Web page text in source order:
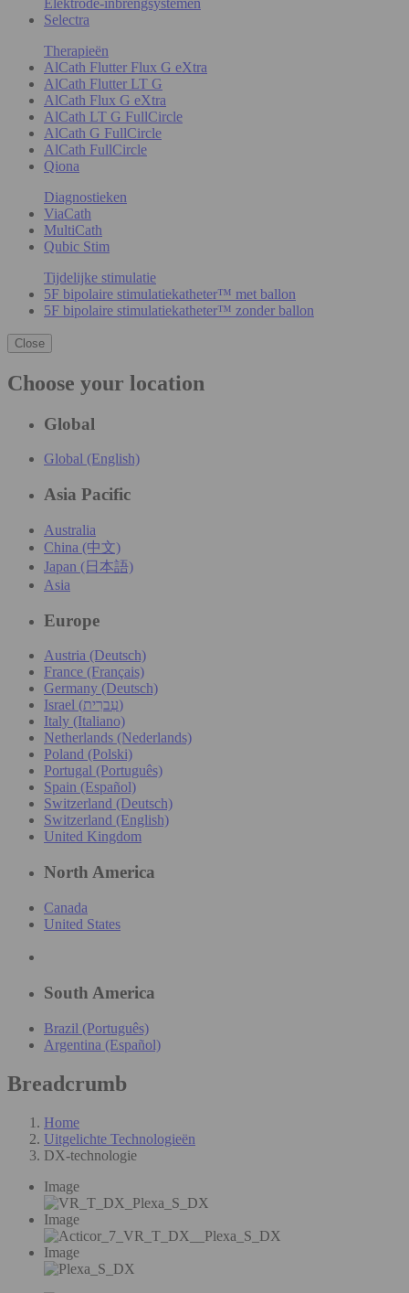
Selectra
Therapieën
AlCath Flutter Flux G eXtra
AlCath Flutter LT G
AlCath Flux G eXtra
AlCath LT G FullCircle
AlCath G FullCircle
AlCath FullCircle
Qiona
Diagnostieken
ViaCath
MultiCath
Qubic Stim
Tijdelijke stimulatie
5F bipolaire stimulatiekatheter™ met ballon
5F bipolaire stimulatiekatheter™ zonder ballon
Close
Choose your location
Global
Global (English)
Asia Pacific
Australia
China (中文)
Japan (日本語)
Asia
Europe
Austria (Deutsch)
France (Français)
Germany (Deutsch)
Israel (עִברִית)
Italy (Italiano)
Netherlands (Nederlands)
Poland (Polski)
Portugal (Português)
Spain (Español)
Switzerland (Deutsch)
Switzerland (English)
United Kingdom
North America
Canada
United States
South America
Brazil (Português)
Argentina (Español)
Breadcrumb
Home
Uitgelichte Technologieën
DX-technologie
Image
Image
Image